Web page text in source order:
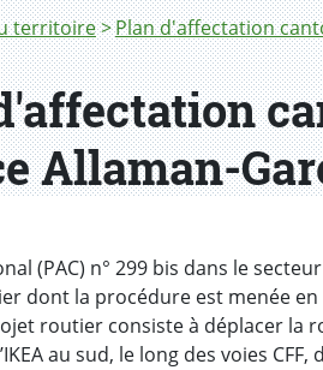
territoire Plan d'affectation
Allaman-
(PAC) n° 299 bis dans le
dont la procédure est menée
routier consiste à déplacer la
au sud, le long des voies CFF,